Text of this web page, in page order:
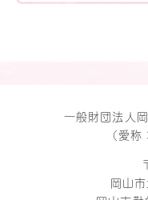
一般財団法人
（愛
岡山